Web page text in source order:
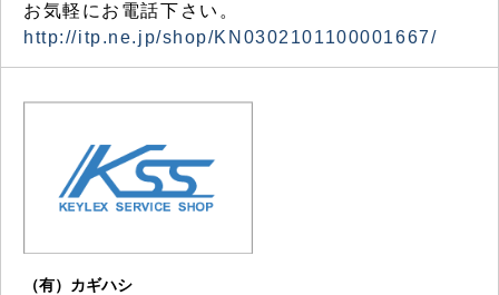
お気軽にお電話下さい。
http://itp.ne.jp/shop/KN0302101100001667/
（有）カギハシ